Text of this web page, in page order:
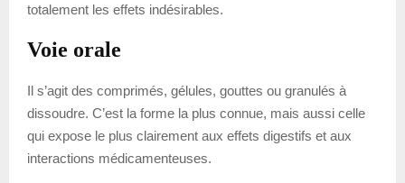
totalement les effets indésirables.
Voie orale
Il s’agit des comprimés, gélules, gouttes ou granulés à
dissoudre. C’est la forme la plus connue, mais aussi celle
qui expose le plus clairement aux effets digestifs et aux
interactions médicamenteuses.